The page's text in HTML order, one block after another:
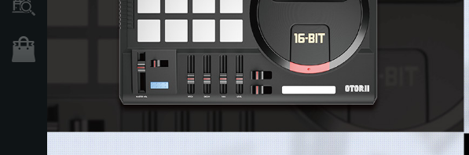
Händlersuche